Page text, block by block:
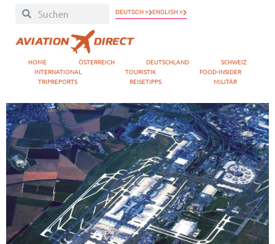
DEUTSCH » ENGLISH »
HOME ÖSTERREICH DEUTSCHLAND
SCHWEIZ
INTERNATIONAL
TOURISTIK
FOOD-INSIDER
TRIPREPORTS
REISETIPPS MILITÄR